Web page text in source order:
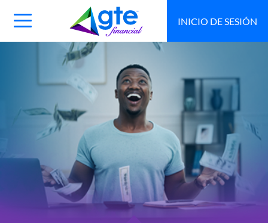
Main
Navigation
INICIO DE SESIÓN